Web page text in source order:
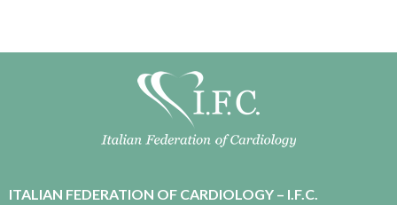
ITALIAN FEDERATION OF CARDIOLOGY – I.F.C.